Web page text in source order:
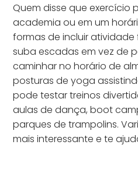
Quem disse que exercício
academia ou em um
formas de incluir
suba escadas em vez de
caminhar no horário de
posturas de yoga
pode testar treinos
aulas de dança, boot
parques de trampolins.
mais interessante e te